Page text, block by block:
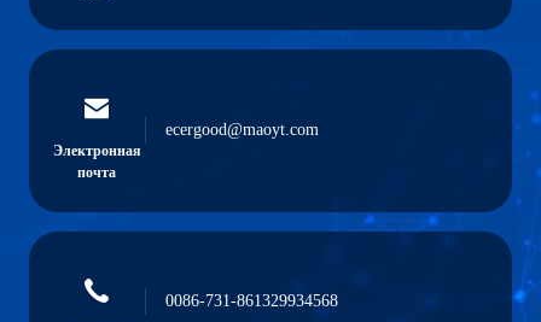
Электронная
почта
ecergood@maoyt.com
0086-731-861329934568